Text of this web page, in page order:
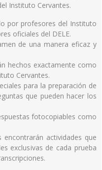
Instituto Cervantes.
por profesores del Instituto
oficiales del DELE.
de una manera eficaz y
hechos exactamente como
Cervantes.
para la preparación de
que pueden hacer los
fotocopiables como
encontrarán actividades que
exclusivas de cada prueba